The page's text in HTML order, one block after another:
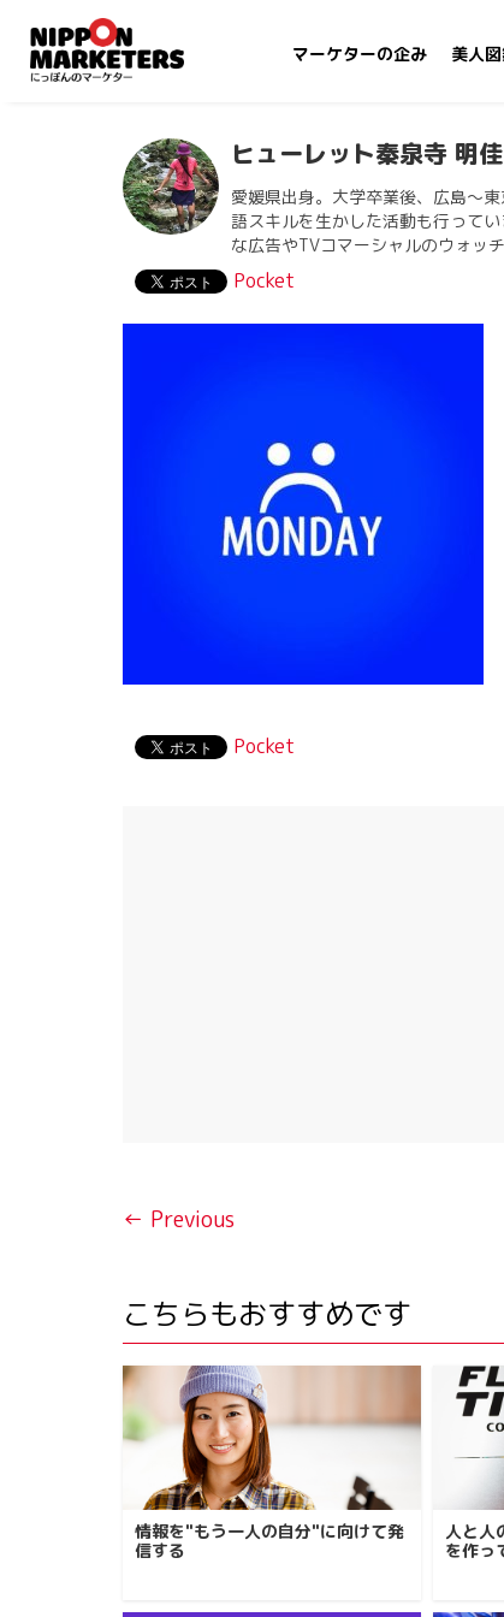
マーケターの企み 美人
ヒューレット秦泉寺 明佳
愛媛県出身。大学卒業後、広島〜
語スキルを生かした活動も行って
な広告やTVコマーシャルのウォッ
Pocket
Pocket
← Previous
こちらもおすすめです
情報を"もう一人の自分"に向けて発
信する
人と人
を作っ